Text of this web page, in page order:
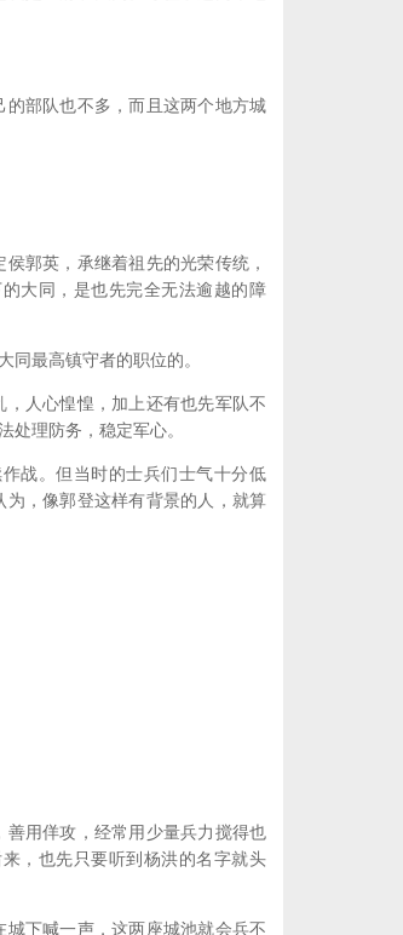
部队也不多，而且这两个地方城
郭英，承继着祖先的光荣传统，
大同，是也先完全无法逾越的障
最高镇守者的职位的。
人心惶惶，加上还有也先军队不
处理防务，稳定军心。
战。但当时的士兵们士气十分低
，像郭登这样有背景的人，就算
用佯攻，经常用少量兵力搅得也
，也先只要听到杨洪的名字就头
下喊一声，这两座城池就会兵不